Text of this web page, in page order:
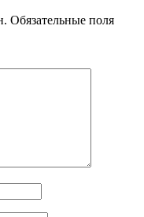
Обязательные поля